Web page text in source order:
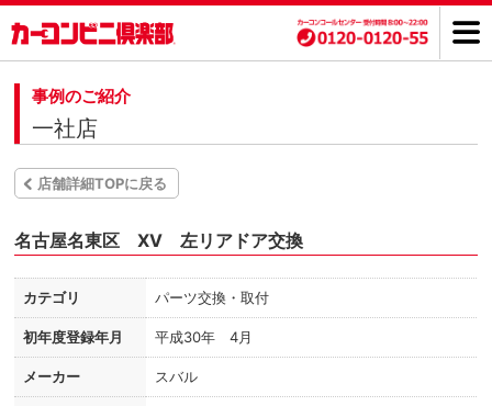
事例のご紹介
一社店
店舗詳細TOPに戻る
名古屋名東区 XV 左リアドア交換
カテゴリ パーツ交換・取付
初年度登録年月 平成30年 4月
メーカー スバル